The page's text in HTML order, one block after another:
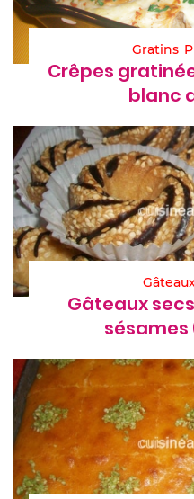
Gratins
Crêpes
blanc
Gâteaux
sésames